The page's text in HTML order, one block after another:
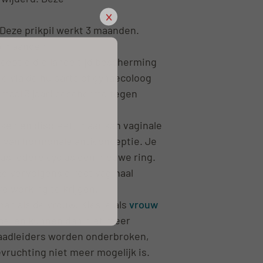
prikpil werkt 3 maanden.
die lange tijd bescherming
via de huisarts of gynaecoloog
3 jaar) beschermd tegen
en discreet, maar kan vaginale
hormonale anticonceptie. Je
iedere cyclus een nieuwe ring.
vervolgens direct vaginaal
als de vrouw. Kies je alsvrouw
kunnen dan niet meer
worden onderbroken,
niet meer mogelijk is.
x